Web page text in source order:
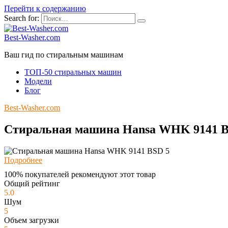
Перейти к содержанию
Search for:
Best-Washer.com
Ваш гид по стиральным машинам
ТОП-50 стиральных машин
Модели
Блог
Best-Washer.com
Стиральная машина Hansa WHK 9141
Подробнее
100% покупателей рекомендуют этот товар
Общий рейтинг
5.0
Шум
5
Объем загрузки